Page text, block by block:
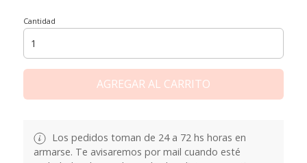
Cantidad
AGREGAR AL CARRITO
Los pedidos toman de 24 a 72 hs horas en
armarse. Te avisaremos por mail cuando esté